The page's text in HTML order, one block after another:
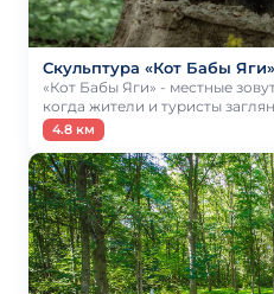
Скульптура «Кот Бабы Яги»
«Кот Бабы Яги» - местные
когда жители и туристы
4.8 км